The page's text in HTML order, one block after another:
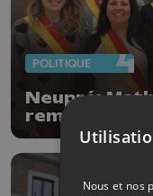
POLITIQUE
Neupré:
remplacé
Nous et nos